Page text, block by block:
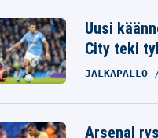
Uusi
City teki
JALKAPALLO
Arsenal